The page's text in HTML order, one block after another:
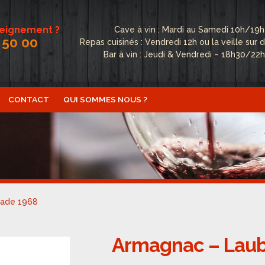
?
00
Cave à vin : Mardi au Samedi 10h/19h
Repas cuisinés : Vendredi 12h ou la veille sur
Bar à vin : Jeudi & Vendredi – 18h30/
CONTACT QUI SOMMES NOUS ?
Conditions Générales de Vente
Politique de cookies (UE) Qui sommes nous ?
1968
Armagnac –